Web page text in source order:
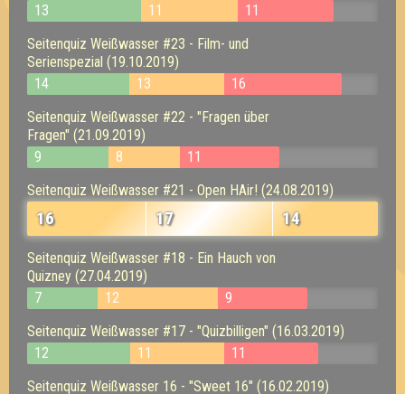
13
11
11
Seitenquiz Weißwasser #23 - Film- und
Serienspezial (19.10.2019)
14
13
16
Seitenquiz Weißwasser #22 - "Fragen über
Fragen" (21.09.2019)
9
8
11
Seitenquiz Weißwasser #21 - Open HAir! (24.08.2019)
16 17 14
Seitenquiz Weißwasser #18 - Ein Hauch von
Quizney (27.04.2019)
7
12
9
Seitenquiz Weißwasser #17 - "Quizbilligen" (16.03.2019)
12
11
11
Seitenquiz Weißwasser 16 - "Sweet 16" (16.02.2019)